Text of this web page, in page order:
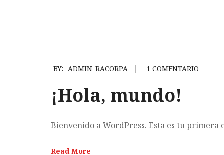
BY: ADMIN_RACORPA 1 COMENTARIO
¡Hola, mundo!
Bienvenido a WordPress. Esta es tu
Read More